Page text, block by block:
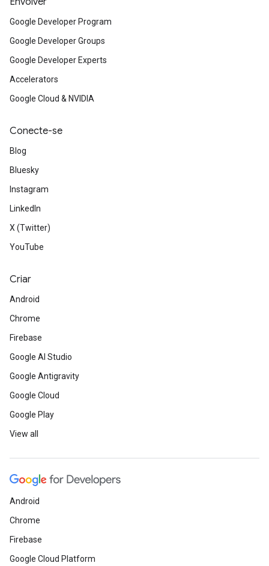
Google Developer Program
Google Developer Groups
Google Developer Experts
Accelerators
Google Cloud & NVIDIA
Conecte-se
Blog
Bluesky
Instagram
LinkedIn
X (Twitter)
YouTube
Criar
Android
Chrome
Firebase
Google AI Studio
Google Antigravity
Google Cloud
Google Play
View all
Android
Chrome
Firebase
Google Cloud Platform